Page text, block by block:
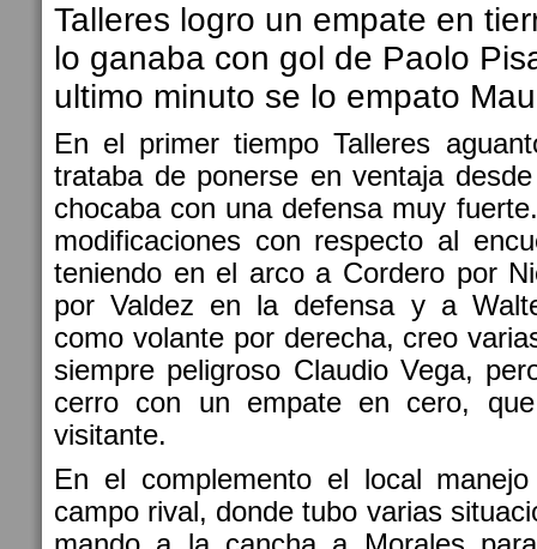
Talleres logro un empate en
lo ganaba con gol de Paolo
ultimo minuto se lo empato
En el primer tiempo Talleres
trataba de ponerse en ventaja
chocaba con una defensa muy
modificaciones con respecto al
teniendo en el arco a Cordero por
por Valdez en la defensa y a
como volante por derecha, creo
siempre peligroso Claudio Vega,
cerro con un empate en cero,
visitante.
En el complemento el local
campo rival, donde tubo varias